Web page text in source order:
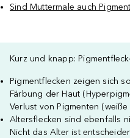
Sind Muttermale auch
Kurz und knapp:
Pigmentflecken zeigen sich
Färbung der Haut
Verlust von Pigmenten (weiße
Altersflecken sind ebenfalls
Nicht das Alter ist